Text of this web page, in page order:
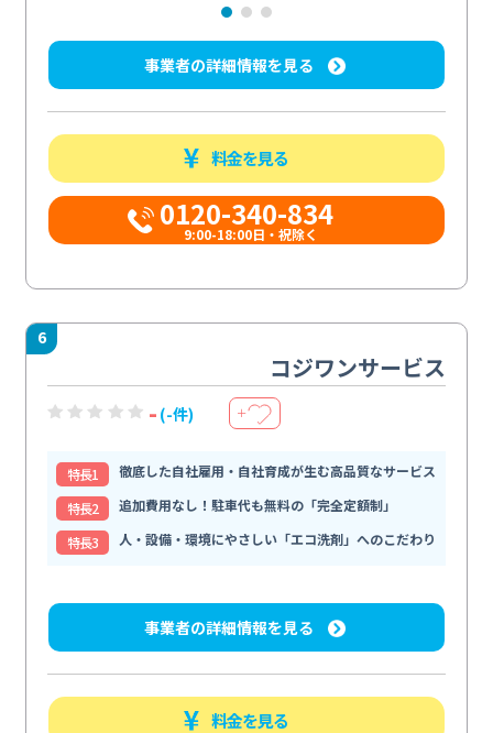
事業者の詳細情報を見る
料金を見る
0120-340-834
9:00-18:00日・祝除く
6
コジワンサービス
- (-件) ＋
特⻑1
徹底した自社雇用・自社育成が生む高品質なサービス
特⻑2
追加費用なし！駐車代も無料の「完全定額制」
特⻑3
人・設備・環境にやさしい「エコ洗剤」へのこだわり
事業者の詳細情報を見る
料金を見る